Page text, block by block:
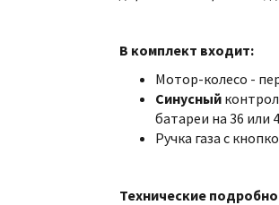
В комплект входит:
Мотор-колесо -
Синусный
батареи на 36 или
Ручка газа с
Технические